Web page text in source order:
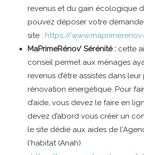
revenus et du gain écologique
pouvez déposer votre
site : https://
MaPrimeRénov’ Sérénité : cette
conseil permet aux ménages
revenus d’être assistés dans
rénovation énergétique. Pour
d’aide, vous devez le faire en
devez d’abord vous créer un
le site dédié aux aides de
l'habitat (Anah)